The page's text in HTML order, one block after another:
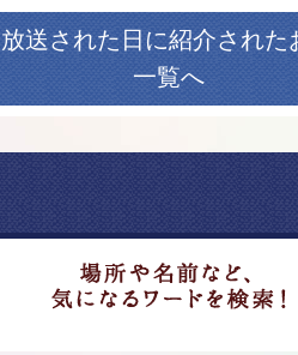
放送された日に紹介された
一覧へ